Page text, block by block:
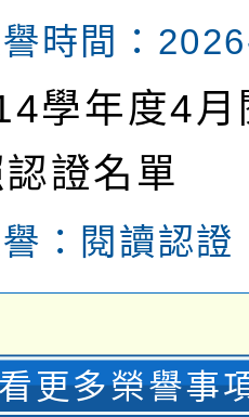
時間：
學年度4月
認證名單
： 閱讀認證
更多榮譽事